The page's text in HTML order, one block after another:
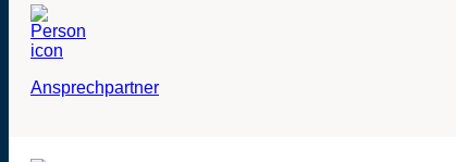
Ansprechpartner